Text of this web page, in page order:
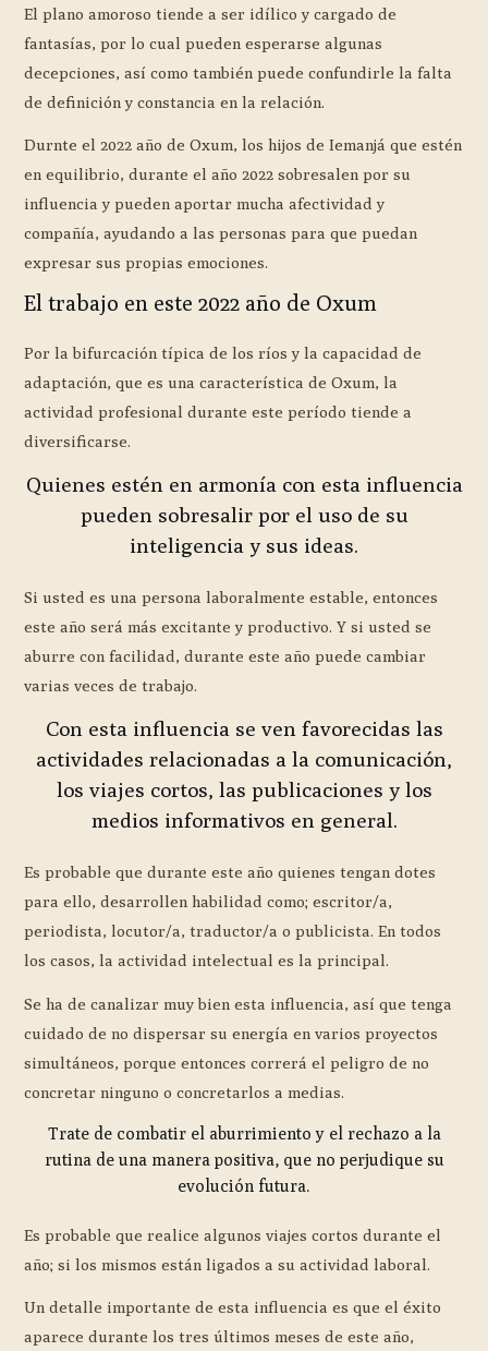
El plano amoroso tiende a ser idílico y cargado de
fantasías, por lo cual pueden esperarse algunas
decepciones, así como también puede confundirle la falta
de definición y constancia en la relación.
Durnte el 2022 año de Oxum, los hijos de Iemanjá que estén
en equilibrio, durante el año 2022 sobresalen por su
influencia y pueden aportar mucha afectividad y
compañía, ayudando a las personas para que puedan
expresar sus propias emociones.
El trabajo en este 2022 año de Oxum
Por la bifurcación típica de los ríos y la capacidad de
adaptación, que es una característica de Oxum, la
actividad profesional durante este período tiende a
diversificarse.
Quienes estén en armonía con esta influencia
pueden sobresalir por el uso de su
inteligencia y sus ideas.
Si usted es una persona laboralmente estable, entonces
este año será más excitante y productivo. Y si usted se
aburre con facilidad, durante este año puede cambiar
varias veces de trabajo.
Con esta influencia se ven favorecidas las
actividades relacionadas a la comunicación,
los viajes cortos, las publicaciones y los
medios informativos en general.
Es probable que durante este año quienes tengan dotes
para ello, desarrollen habilidad como; escritor/a,
periodista, locutor/a, traductor/a o publicista. En todos
los casos, la actividad intelectual es la principal.
Se ha de canalizar muy bien esta influencia, así que tenga
cuidado de no dispersar su energía en varios proyectos
simultáneos, porque entonces correrá el peligro de no
concretar ninguno o concretarlos a medias.
Trate de combatir el aburrimiento y el rechazo a la
rutina de una manera positiva, que no perjudique su
evolución futura.
Es probable que realice algunos viajes cortos durante el
año; si los mismos están ligados a su actividad laboral.
Un detalle importante de esta influencia es que el éxito
aparece durante los tres últimos meses de este año,